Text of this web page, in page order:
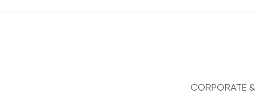
CORPORATE &